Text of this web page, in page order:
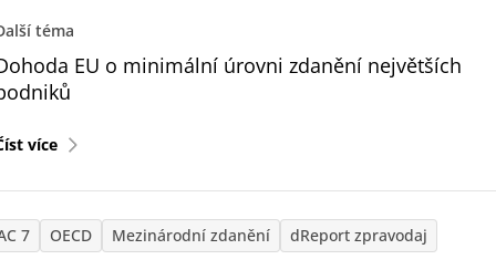
téma
EU o minimální úrovni zdanění největších
více
7 OECD Mezinárodní zdanění dReport zpravodaj